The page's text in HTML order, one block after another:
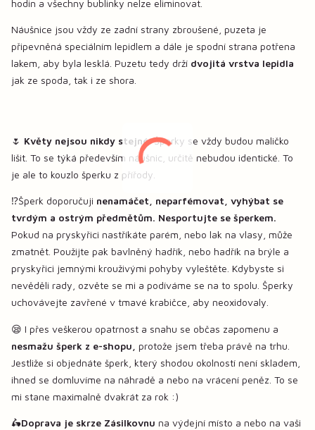
hodin a všechny bublinky nelze eliminovat.
Náušnice jsou vždy ze zadní strany zbroušené, puzeta je
připevněná speciálním lepidlem a dále je spodní strana potřena
lakem, aby byla lesklá. Puzetu tedy drží dvojitá vrstva lepidla
jak ze spoda, tak i ze shora.
🌷 Květy nejsou nikdy stejné.Šperky se vždy budou maličko
lišit. To se týká především náušnic, určitě nebudou identické. To
je ale to kouzlo šperku z přířody.
⁉️Šperk doporučuji nenamáčet, neparfémovat, vyhýbat se
tvrdým a ostrým předmětům. Nesportujte se šperkem.
Pokud na pryskyřici nastříkáte parém, nebo lak na vlasy, může
zmatnět. Použijte pak bavlněný hadřík, nebo hadřík na brýle a
pryskyřici jemnými krouživými pohyby vyleštěte. Kdybyste si
nevěděli rady, ozvěte se mi a podíváme se na to spolu. Šperky
uchovávejte zavřené v tmavé krabičce, aby neoxidovaly.
😪 I přes veškerou opatrnost a snahu se občas zapomenu a
nesmažu šperk z e-shopu,
protože jsem třeba právě na trhu.
Jestliže si objednáte šperk, který shodou okolností není skladem,
ihned se domluvíme na náhradě a nebo na vrácení peněz. To se
mi stane maximalně dvakrát za rok :)
🛵Doprava je skrze Zásilkovnu na výdejní místo a nebo na vaši